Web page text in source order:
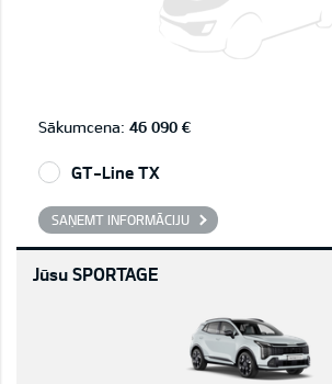
Sākumcena: 46 090 €
GT-Line TX
SAŅEMT INFORMĀCIJU
Jūsu SPORTAGE